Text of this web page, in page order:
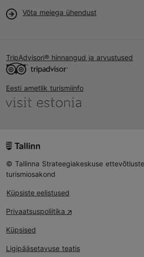
Võta meiega ühendust
TripAdvisori® hinnangud ja arvustused
Eesti ametlik turismiinfo
© Tallinna Strateegiakeskuse
turismiosakond
Küpsiste eelistused
Privaatsuspoliitika
Küpsised
Ligipääsetavuse teatis